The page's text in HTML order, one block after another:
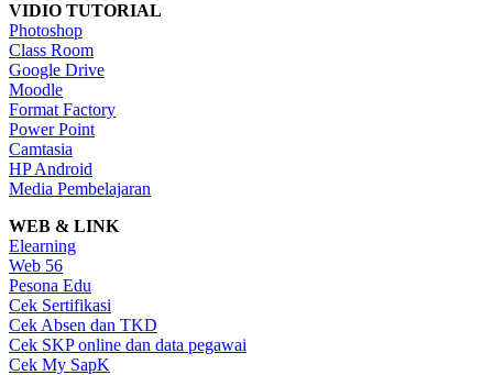
VIDIO TUTORIAL
Photoshop
Class Room
Google Drive
Moodle
Format Factory
Power Point
Camtasia
HP Android
Media Pembelajaran
WEB & LINK
Elearning
Web 56
Pesona Edu
Cek Sertifikasi
Cek Absen dan TKD
Cek SKP online dan data pegawai
Cek My SapK